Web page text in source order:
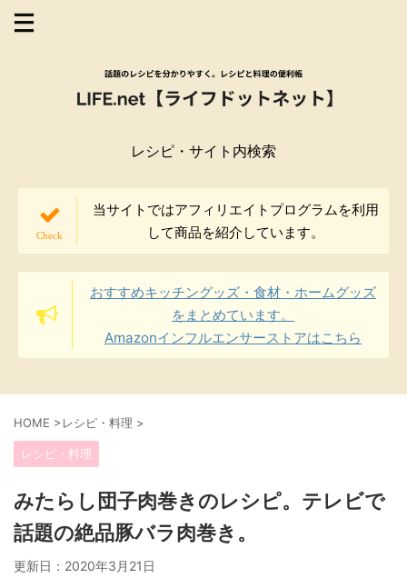
レシピ・サイト内検索
当サイトではアフィリエイトプログラムを利用
して商品を紹介しています。
おすすめキッチングッズ・食材・ホームグッズ
をまとめています。
Amazonインフルエンサーストアはこちら
HOME >レシピ・料理 >
レシピ・料理
みたらし団子肉巻きのレシピ。テレビで
話題の絶品豚バラ肉巻き。
更新日： 2020年3月21日